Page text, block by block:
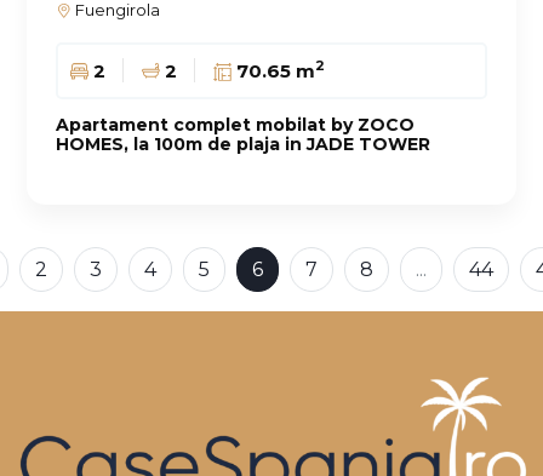
Fuengirola
2 2 70.65 m2
Apartament complet mobilat by ZOCO
HOMES, la 100m de plaja in JADE TOWER
2 3 4 5 6 7 8 ... 44